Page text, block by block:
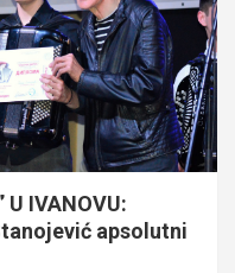
U IVANOVU:
apsolutni